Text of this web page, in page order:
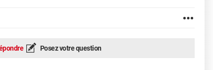
Posez votre question